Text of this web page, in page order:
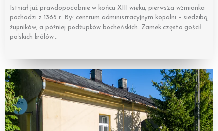
Istniał już prawdopodobnie w końcu XIII wieku, pierwsza wzmianka
pochodzi z 1368 r. Był centrum administracyjnym kopalni – siedzibą
żupników, a później podżupków bocheńskich. Zamek często gościł
polskich królów…